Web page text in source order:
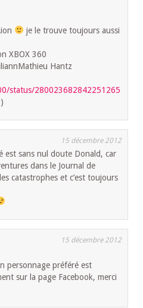
je le trouve toujours aussi
XBOX 360
Hantz
status/280023682842251265
15 décembre 2012
est sans nul doute Donald, car
dans le Journal de
catastrophes et c’est toujours
15 décembre 2012
personnage préféré est
sur la page Facebook, merci